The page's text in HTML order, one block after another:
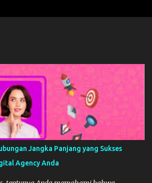
Jangka Panjang yang Sukses
Agency Anda